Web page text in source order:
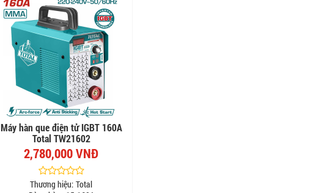
Máy hàn que điện tử IGBT 160A
Total TW21602
2,780,000 VNĐ
Thương hiệu: Total